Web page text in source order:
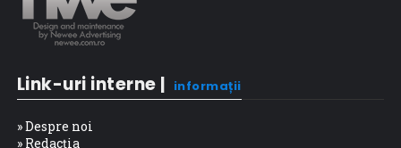
Link-uri interne | informații
» Despre noi
» Redacția